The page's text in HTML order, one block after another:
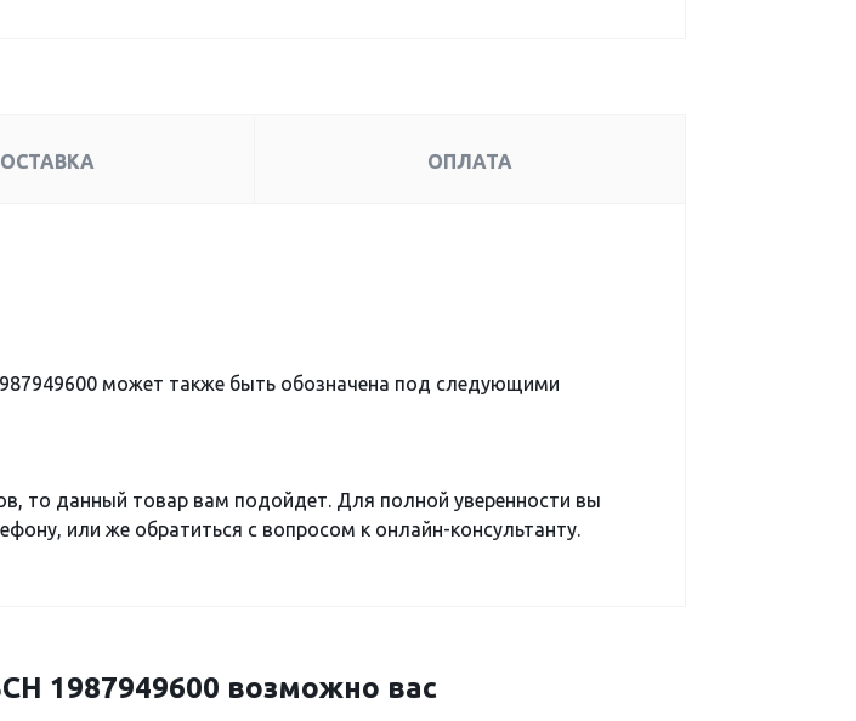
ОПЛАТА
может также быть обозначена под следующими
то данный товар вам подойдет. Для полной уверенности вы
или же обратиться с вопросом к онлайн-консультанту.
1987949600 возможно вас